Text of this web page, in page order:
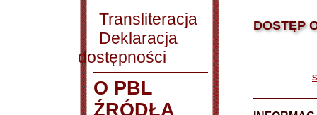
Transliteracja
Deklaracja
dostępności
O PBL
ŹRÓDŁA
DOSTĘP
|